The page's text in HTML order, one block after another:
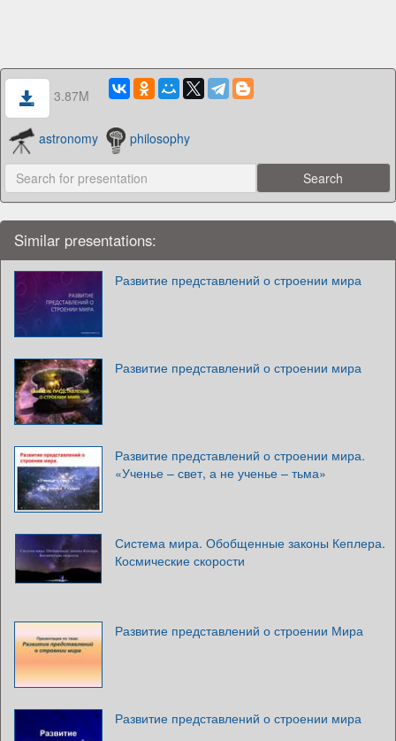
3.87M
astronomy philosophy
Similar presentations:
Развитие представлений о строении мира
Развитие представлений о строении мира
Развитие представлений о строении мира.
«Ученье – свет, а не ученье – тьма»
Система мира. Обобщенные законы Кеплера.
Космические скорости
Развитие представлений о строении Мира
Развитие представлений о строении мира